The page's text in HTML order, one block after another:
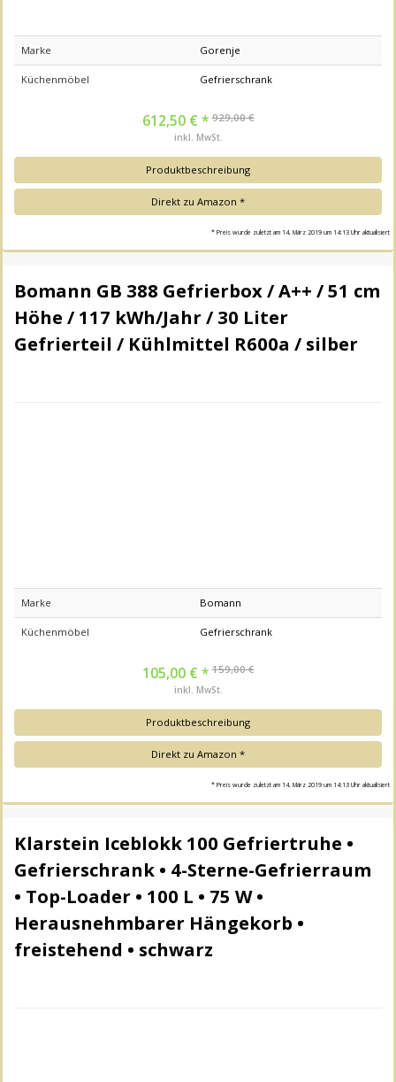
Marke Gorenje
Küchenmöbel Gefrierschrank
612,50 € *929,00 €
inkl. MwSt.
Produktbeschreibung
Direkt zu Amazon *
* Preis wurde zuletzt am 14. März 2019 um 14:13 Uhr aktualisiert
Bomann GB 388 Gefrierbox / A++ / 51 cm
Höhe / 117 kWh/Jahr / 30 Liter
Gefrierteil / Kühlmittel R600a / silber
Marke Bomann
Küchenmöbel Gefrierschrank
105,00 € *159,00 €
inkl. MwSt.
Produktbeschreibung
Direkt zu Amazon *
* Preis wurde zuletzt am 14. März 2019 um 14:13 Uhr aktualisiert
Klarstein Iceblokk 100 Gefriertruhe •
Gefrierschrank • 4-Sterne-Gefrierraum
• Top-Loader • 100 L • 75 W •
Herausnehmbarer Hängekorb •
freistehend • schwarz